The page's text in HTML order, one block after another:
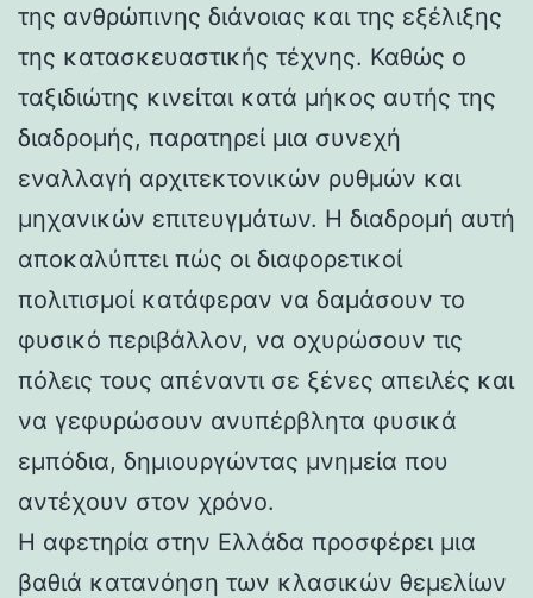
της ανθρώπινης διάνοιας και της εξέλιξης
της κατασκευαστικής τέχνης. Καθώς ο
ταξιδιώτης κινείται κατά μήκος αυτής της
διαδρομής, παρατηρεί μια συνεχή
εναλλαγή αρχιτεκτονικών ρυθμών και
μηχανικών επιτευγμάτων. Η διαδρομή αυτή
αποκαλύπτει πώς οι διαφορετικοί
πολιτισμοί κατάφεραν να δαμάσουν το
φυσικό περιβάλλον, να οχυρώσουν τις
πόλεις τους απέναντι σε ξένες απειλές και
να γεφυρώσουν ανυπέρβλητα φυσικά
εμπόδια, δημιουργώντας μνημεία που
αντέχουν στον χρόνο.
Η αφετηρία στην Ελλάδα προσφέρει μια
βαθιά κατανόηση των κλασικών θεμελίων